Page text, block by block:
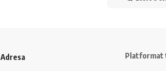
Adresa Platformat